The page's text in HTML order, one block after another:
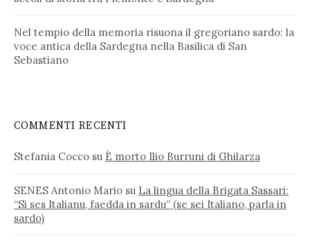
Nel tempio della memoria risuona il gregoriano sardo: la
voce antica della Sardegna nella Basilica di San
Sebastiano
COMMENTI RECENTI
Stefania Cocco su È morto Ilio Burruni di Ghilarza
SENES Antonio Mario su La lingua della Brigata Sassari:
“Si ses Italianu, faedda in sardu” (se sei Italiano, parla in
sardo)